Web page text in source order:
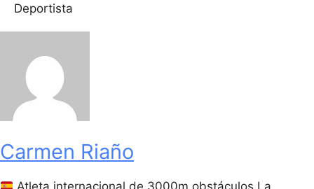
Deportista
Carmen Riaño
Atleta internacional de 3000m obstáculos La